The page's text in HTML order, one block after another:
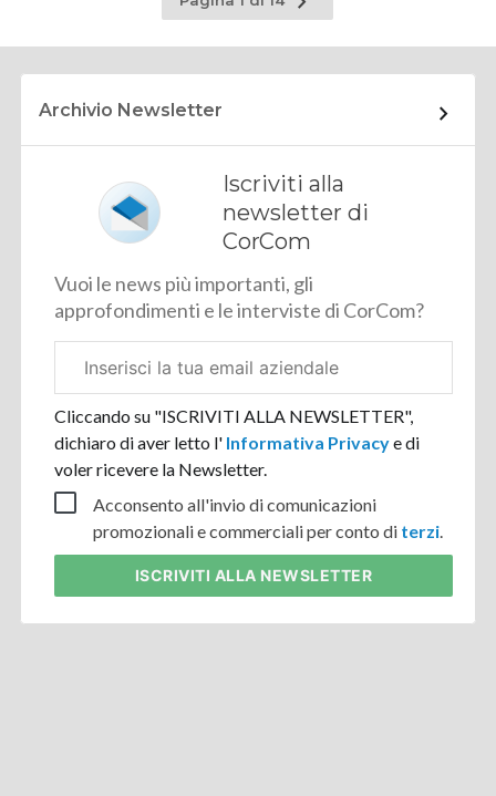
successiva
Archivio Newsletter
Iscriviti alla
newsletter di
CorCom
Vuoi le news più importanti, gli
approfondimenti e le interviste di CorCom?
aziendale
Cliccando su "ISCRIVITI ALLA NEWSLETTER",
dichiaro di aver letto l' Informativa Privacye di
voler ricevere la Newsletter.
Acconsento all'invio di comunicazioni
promozionali e commerciali per conto di terzi.
ISCRIVITI ALLA NEWSLETTER